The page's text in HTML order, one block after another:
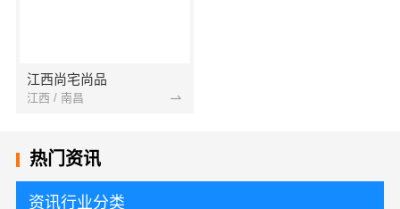
江西尚宅尚品
江西 / 南昌
热门资讯
资讯行业分类